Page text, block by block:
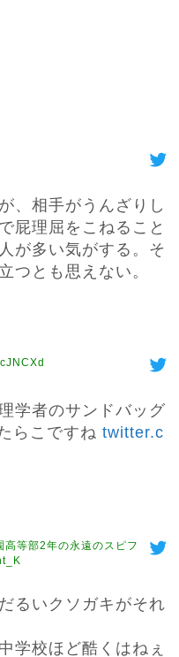
、相手がうんざりし
屁理屈をこねること
が多い気がする。そ
つとも思えない。
学者のサンドバッグ
らこですね twitter.c
等部2年の永遠のスピフ
るいクソガキがそれ